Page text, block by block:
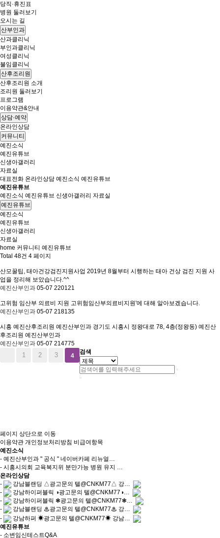
당직·휴진표
병원 둘러보기
오시는 길
산부인과
산과클리닉
부인과클리닉
여성클리닉
불임클리닉
산후조리원
산후조리원 소개
조리원 둘러보기
프로그램
이용약관&안내
상담·예약
온라인상담
커뮤니티
예진소식
예진유튜브
신생아갤러리
자료실
대표전화 온라인상담 예진소식 예진유튜브
예진유튜브
예진소식 예진유튜브 신생아갤러리 자료실
예진유튜브
예진소식
예진유튜브
신생아갤러리
자료실
home 커뮤니티 예진유튜브
Total 48건 4 페이지
산모꿀팁, 태아건강검진지원사업 2019년 8월부터 시행하는 태아 건상 검진 지원 사
업을 정리해 보았습니다.^^
예진산부인과 05-07 220121
고위험 임산부 의료비 지원 고위험임산부의료비지원'에 대해 알아보겠습니다.
예진산부인과 05-07 218135
시흥 예진산후조리원 예진산부인과 경기도 시흥시 정왕대로 78, 4층(정왕동) 예진산
후조리원 예진산부인과
예진산부인과 05-07 214775
1 2 3 4
검색
페이지 상단으로 이동
이용약관 개인정보처리방침 비급여항목
예진소식
- 예진산부인과 " 공식 " 네이버카페 리뉴얼…
- 시흥시의회 교육복지위 분만가능 병원 유지 …
온라인상담
-
강남블랜딩 △광고문의 텔@CNKM77△ 강…
-
강남하이퍼블릭 ◑광고문의 텔@CNKM77◑…
-
강남하이퍼블릭 ❃광고문의 텔@CNKM77❃…
-
강남블랜딩 ♨광고문의 텔@CNKM77♨ 강…
-
강남하퍼 ☀광고문의 텔@CNKM77☀ 강남…
예진유튜브
- 소변임신테스트Q&A